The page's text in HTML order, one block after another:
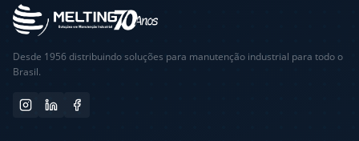
Desde 1956 distribuindo soluções para manutenção industrial para todo o
Brasil.